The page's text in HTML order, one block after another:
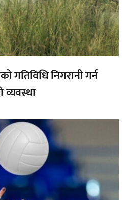
गतिविधि निगरानी गर्न
व्यवस्था